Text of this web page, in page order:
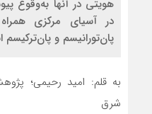
هویتی در آنها به‌وقوع
در آسیای مرکزی
پان‌تورانیسم و
به قلم: امید رحیمی؛
شرق